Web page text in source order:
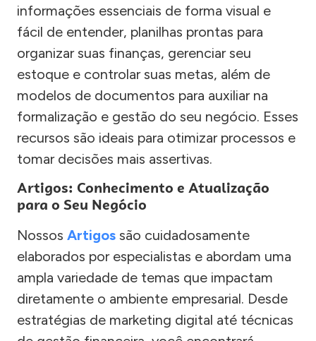
informações essenciais de forma visual e
fácil de entender, planilhas prontas para
organizar suas finanças, gerenciar seu
estoque e controlar suas metas, além de
modelos de documentos para auxiliar na
formalização e gestão do seu negócio. Esses
recursos são ideais para otimizar processos e
tomar decisões mais assertivas.
Artigos: Conhecimento e Atualização
para o Seu Negócio
Nossos Artigos são cuidadosamente
elaborados por especialistas e abordam uma
ampla variedade de temas que impactam
diretamente o ambiente empresarial. Desde
estratégias de marketing digital até técnicas